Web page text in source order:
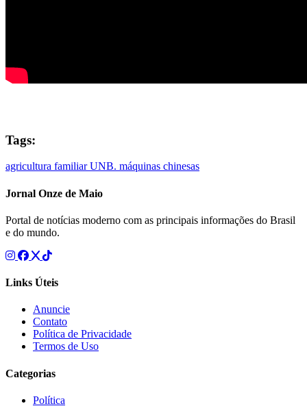
Tags:
agricultura familiarUNB. máquinas chinesas
Jornal Onze de Maio
Portal de notícias moderno com as principais informações do Brasil
e do mundo.
Links Úteis
Anuncie
Contato
Política de Privacidade
Termos de Uso
Categorias
Política